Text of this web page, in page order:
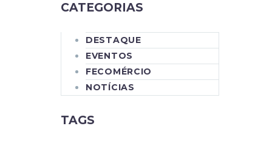
CATEGORIAS
DESTAQUE
EVENTOS
FECOMÉRCIO
NOTÍCIAS
TAGS